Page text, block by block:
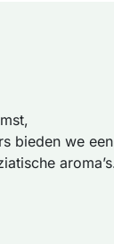
bieden we een